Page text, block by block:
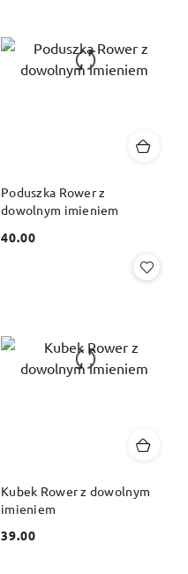
Poduszka Rower z
dowolnym imieniem
Cena:
40.00
Kubek Rower z dowolnym
imieniem
Cena:
39.00